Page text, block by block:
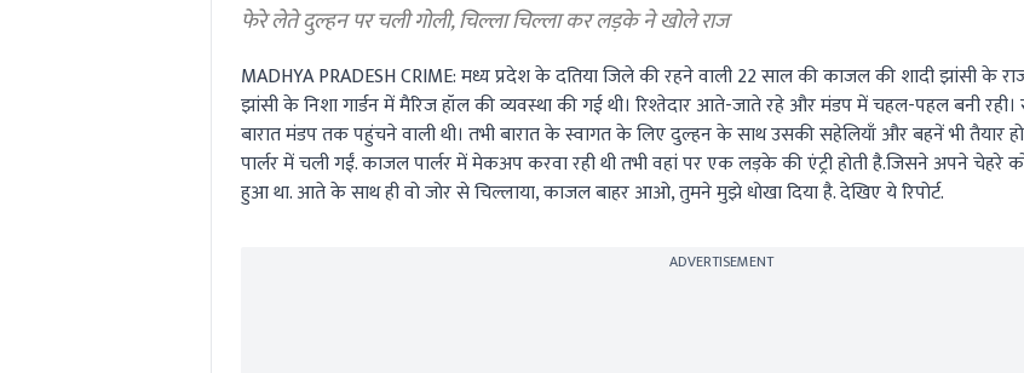
फेरे लेते दुल्हन पर चली गोली, चिल्ला चिल्ला कर लड़के ने खोले राज
MADHYA PRADESH CRIME: मध्य प्रदेश के दतिया जिले की रहने वाली 22 साल की काजल की शादी झांसी के
झांसी के निशा गार्डन में मैरिज हॉल की व्यवस्था की गई थी। रिश्तेदार आते-जाते रहे और मंडप में चहल-पहल बनी
बारात मंडप तक पहुंचने वाली थी। तभी बारात के स्वागत के लिए दुल्हन के साथ उसकी सहेलियाँ और बहनें भी
पार्लर में चली गईं. काजल पार्लर में मेकअप करवा रही थी तभी वहां पर एक लड़के की एंट्री होती है.जिसने अपने
हुआ था. आते के साथ ही वो जोर से चिल्लाया, काजल बाहर आओ, तुमने मुझे धोखा दिया है. देखिए ये रिपोर्ट.
ADVERTISEMENT